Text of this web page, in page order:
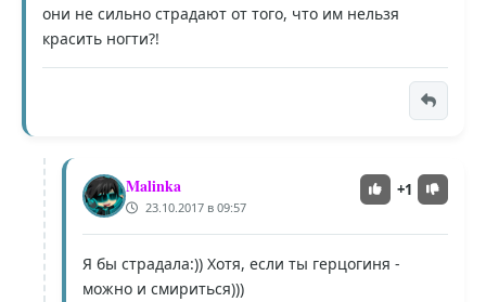
они не сильно страдают от того, что им нельзя
красить ногти?!
Malinka
23.10.2017 в 09:57
+1
Я бы страдала:)) Хотя, если ты герцогиня -
можно и смириться)))